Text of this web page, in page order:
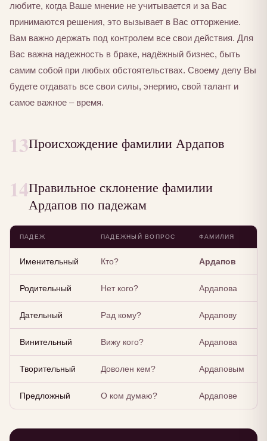
любите, когда Ваше мнение не учитывается и за Вас
принимаются решения, это вызывает в Вас отторжение.
Вам важно держать под контролем все свои действия. Для
Вас важна надежность в браке, надёжный бизнес, быть
самим собой при любых обстоятельствах. Своему делу Вы
будете отдавать все свои силы, энергию, свой талант и
самое важное – время.
13Происхождение фамилии Ардапов
14Правильное склонение фамилии
Ардапов по падежам
ПАДЕЖ ПАДЕЖНЫЙ ВОПРОС ФАМИЛИЯ
Именительный Кто? Ардапов
Родительный Нет кого? Ардапова
Дательный Рад кому? Ардапову
Винительный Вижу кого? Ардапова
Творительный Доволен кем? Ардаповым
Предложный О ком думаю? Ардапове